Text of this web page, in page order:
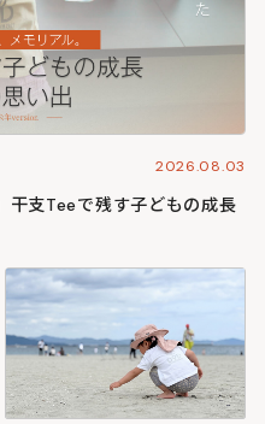
2026.08.03
干支Teeで残す子どもの成長